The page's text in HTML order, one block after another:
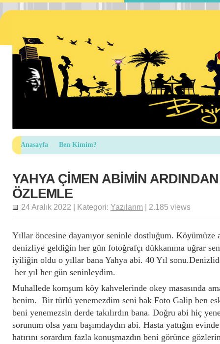
Anasayfa Ben Kimim?
YAHYA ÇİMEN ABİMİN ARDINDAN
ÖZLEMLE
24 Aralık 2022 | Kategori: Yazılarım | 2.185 views
Yıllar öncesine dayanıyor seninle dostluğum. Köyümüze
denizliye geldiğin her gün fotoğrafçı dükkanıma uğrar
iyiliğin oldu o yıllar bana Yahya abi. 40 Yıl
her yıl her gün seninleydim.
Muhallede komşum köy kahvelerinde okey masasında
benim. Bir türlü yenemezdim seni bak Foto Galip ben
beni yenemezsin derde takılırdın bana. Doğru abi hiç
sorunum olsa yanı başımdaydın abi. Hasta yattığın
hatırını sorardım fazla konuşmazdın beni görünce